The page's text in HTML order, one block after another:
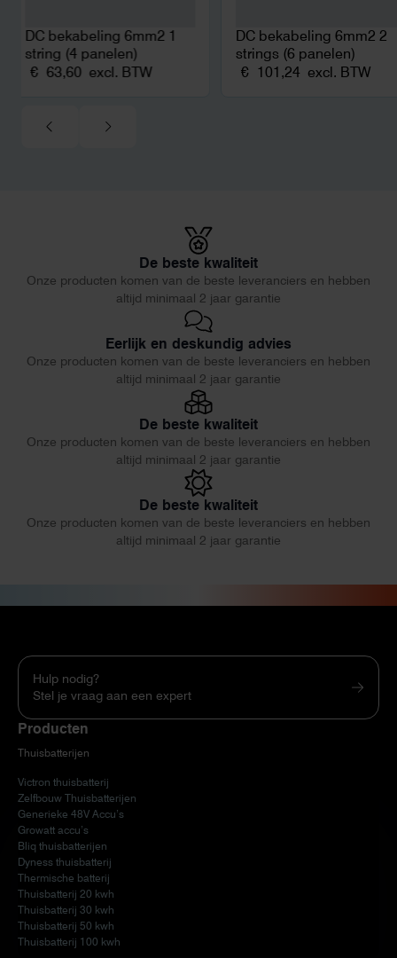
DC bekabeling 6mm2 1
string (4 panelen)
€ 63,60 excl. BTW
DC bekabeling 6mm2 2
strings (6 panelen)
€ 101,24 excl. BTW
De beste kwaliteit
Onze producten komen van de beste leveranciers en hebben
altijd minimaal 2 jaar garantie
Eerlijk en deskundig advies
Onze producten komen van de beste leveranciers en hebben
altijd minimaal 2 jaar garantie
De beste kwaliteit
Onze producten komen van de beste leveranciers en hebben
altijd minimaal 2 jaar garantie
De beste kwaliteit
Onze producten komen van de beste leveranciers en hebben
altijd minimaal 2 jaar garantie
Hulp nodig?
Stel je vraag aan een expert
Producten
Thuisbatterijen
Victron thuisbatterij
Zelfbouw Thuisbatterijen
Generieke 48V Accu’s
Growatt accu’s
Bliq thuisbatterijen
Dyness thuisbatterij
Thermische batterij
Thuisbatterij 20 kwh
Thuisbatterij 30 kwh
Thuisbatterij 50 kwh
Thuisbatterij 100 kwh